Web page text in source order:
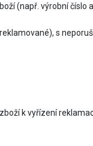
(např. výrobní číslo
s
k vyřízení